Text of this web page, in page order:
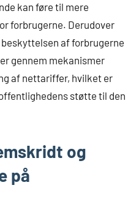
kan føre til mere
forbrugerne. Derudover
af forbrugerne
gennem mekanismer
af nettariffer, hvilket er
støtte til den
og
på